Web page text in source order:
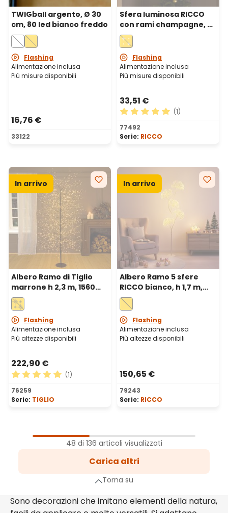
TWIGball argento, Ø 30
cm, 80 led bianco freddo
Flashing
Alimentazione inclusa
Più misure disponibili
16,76 €
33122
Sfera luminosa RICCO
con rami champagne, Ø
30 cm, 384 microled
bianco caldo e bianco
freddo, uso interno
Flashing
Alimentazione inclusa
Più misure disponibili
33,51 €
Valutazione media di 5 su
(1)
77492
Serie: RICCO
In arrivo
Albero Ramo di Tiglio
marrone h 2,3 m, 1560
microled bianco caldo,
uso interno
Flashing
Alimentazione inclusa
Più altezze disponibili
222,90 €
Valutazione media di 5 su 5 stelle
(1)
76259
Serie: TIGLIO
In arrivo
Albero Ramo 5 sfere
RICCO bianco, h 1,7 m,
1800 microled bianco
caldo, uso interno
Flashing
Alimentazione inclusa
Più altezze disponibili
150,65 €
79243
Serie: RICCO
successiva
48 di 136 articoli visualizzati
Carica altri
Torna su
Sono decorazioni che imitano elementi della natura,